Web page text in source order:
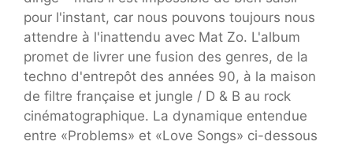
pour l'instant, car nous pouvons toujours nous
attendre à l'inattendu avec Mat Zo. L'album
promet de livrer une fusion des genres, de la
techno d'entrepôt des années 90, à la maison
de filtre française et jungle / D & B au rock
cinématographique. La dynamique entendue
entre «Problems» et «Love Songs» ci-dessous